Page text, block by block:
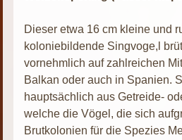
Dieser etwa 16 cm kleine und
koloniebildende Singvoge,l
vornehmlich auf zahlreichen
Balkan oder auch in Spanien.
hauptsächlich aus Getreide-
welche die Vögel, die sich
Brutkolonien für die Spezies